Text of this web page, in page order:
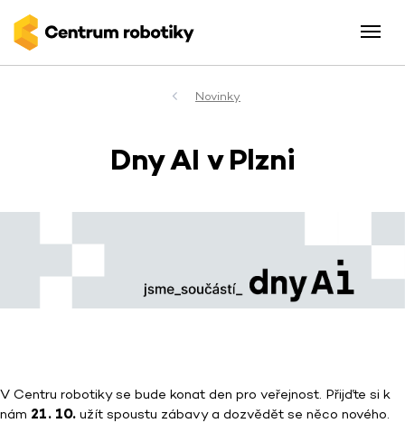
Novinky
Dny AI v Plzni
V Centru robotiky se bude konat den pro veřejnost. Přijďte si k
nám 21. 10. užít spoustu zábavy a dozvědět se něco nového.